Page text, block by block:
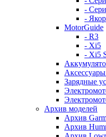
-
-
MotorGuide
- R3
- Xi5
- Xi5
Зарядные
Архив моделей
Архив
Архив